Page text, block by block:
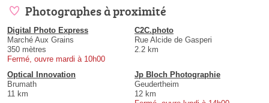
Photographes à proximité
Digital Photo Express
Marché Aux Grains
350 mètres
Fermé, ouvre mardi à 10h00
C2C.photo
Rue Alcide de Gasperi
2.2 km
Optical Innovation
Brumath
11 km
Jp Bloch Photographie
Geudertheim
12 km